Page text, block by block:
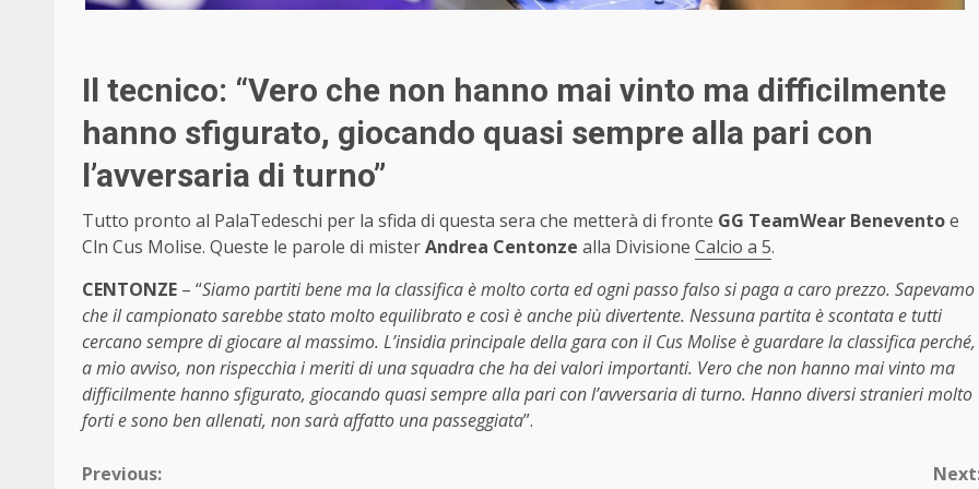
Il tecnico: “Vero che non hanno mai vinto ma difficilmente
hanno sfigurato, giocando quasi sempre alla pari con
l’avversaria di turno”
Tutto pronto al PalaTedeschi per la sfida di questa sera che metterà di fronte GG TeamWear Beneventoe
Cln Cus Molise. Queste le parole di misterAndrea Centonze alla Divisione Calcio a 5.
CENTONZE – “Siamo partiti bene ma la classifica è molto corta ed ogni passo falso si paga a caro prezzo. Sapevamo
che il campionato sarebbe stato molto equilibrato e così è anche più divertente. Nessuna partita è scontata e tutti
cercano sempre di giocare al massimo. L’insidia principale della gara con il Cus Molise è guardare la classifica perché,
a mio avviso, non rispecchia i meriti di una squadra che ha dei valori importanti. Vero che non hanno mai vinto ma
difficilmente hanno sfigurato, giocando quasi sempre alla pari con l’avversaria di turno. Hanno diversi stranieri molto
forti e sono ben allenati, non sarà affatto una passeggiata”.
Continue
Previous: